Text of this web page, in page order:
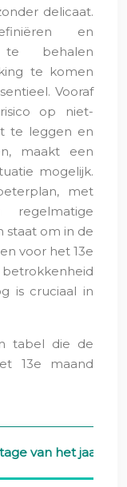
delicaat.
en
behalen
te komen
Vooraf
op niet-
te leggen en
maakt een
mogelijk.
met
regelmatige
staat om in de
voor het 13e
is cruciaal in
tabel die de
13e maand
van het